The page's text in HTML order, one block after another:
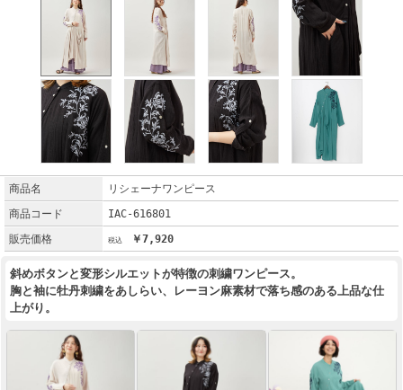
商品名
リシェーナワンピース
商品コード
IAC-616801
販売価格
￥7,920
斜めボタンと変形シルエットが特徴の刺繍ワンピース。
胸と袖に牡丹刺繍をあしらい、レーヨン麻素材で落ち感のある上品な仕
上がり。